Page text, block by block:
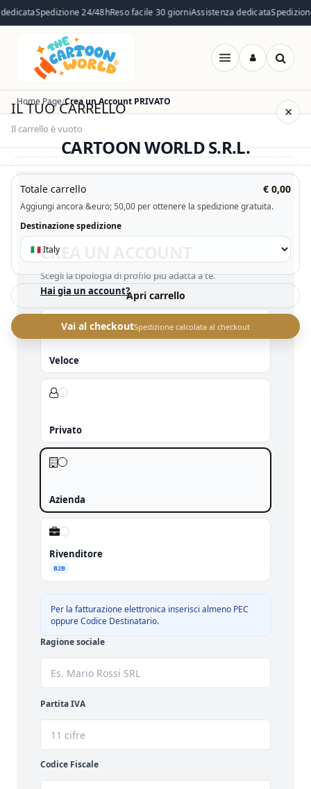
Spedizione 24/48hReso facile 30 giorniAssistenza dedicata
Apri
IL TUO CARRELLO
Il carrello è vuoto
×
Il carrello è vuoto. Esplora il catalogo e aggiungi i prodotti che
Vai al catalogo
Totale carrello € 0,00
Aggiungi ancora &euro; 50,00 per ottenere la spedizione gratuita.
Destinazione spedizione
Apri carrello
Vai al checkoutSpedizione calcolata al checkout
Home Page Crea un Account PRIVATO
CARTOON WORLD S.R.L.
CREA UN ACCOUNT
Scegli la tipologia di profilo piu adatta a te.
Hai gia un account?
Veloce
Privato
Azienda
Rivenditore
B2B
Per la fatturazione elettronica inserisci almeno PEC
oppure Codice Destinatario.
Ragione sociale
Partita IVA
Codice Fiscale